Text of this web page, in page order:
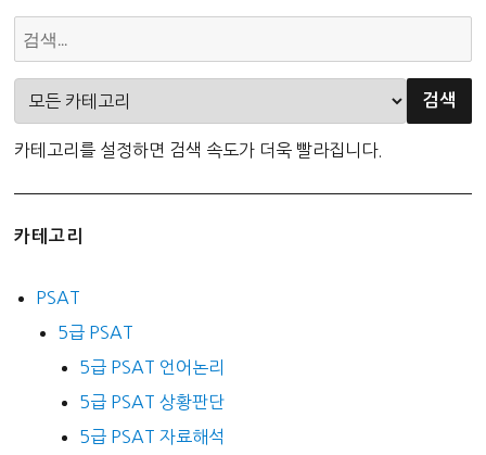
카테고리를 설정하면 검색 속도가 더욱 빨라집니다.
카테고리
PSAT
5급 PSAT
5급 PSAT 언어논리
5급 PSAT 상황판단
5급 PSAT 자료해석